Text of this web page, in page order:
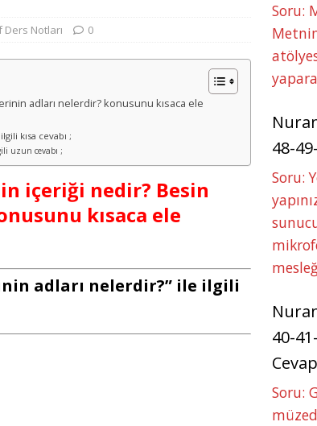
Ders Notları 0
adları nelerdir? konusunu kısaca ele
kısa cevabı ;
uzun cevabı ;
içeriği nedir? Besin
kısaca ele
adları nelerdir?” ile ilgili
Soru:
48-
Soru:
40-
Soru: